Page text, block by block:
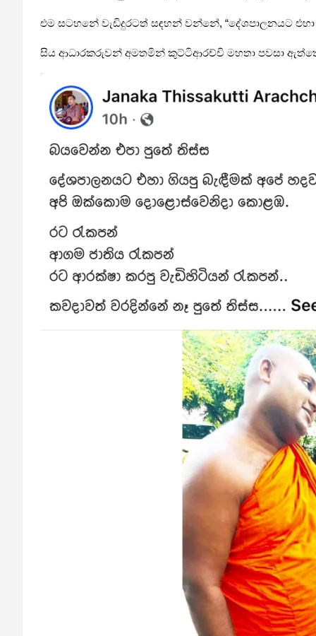
එම සටහනේ වැඩිදුරටත් සඳහන් වන්නේ, “දේශපාලනයට
සිය ආධාරකරුවන් අමතමින් කුට්ටිආරච්චි මහතා පවසා